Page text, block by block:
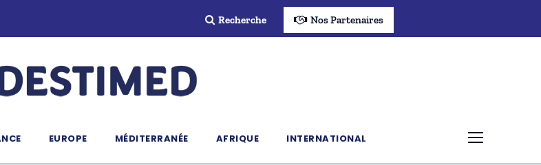
Recherche Nos Partenaires
EUROPE MÉDITERRANÉE AFRIQUE INTERNATIONAL